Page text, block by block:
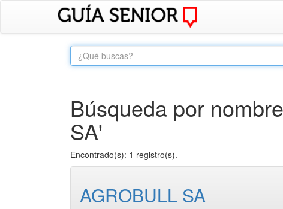
Búsqueda por
SA'
Encontrado(s): 1 registro(s).
AGROBULL SA